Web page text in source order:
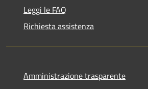
Leggi le FAQ
Richiesta assistenza
Amministrazione trasparente